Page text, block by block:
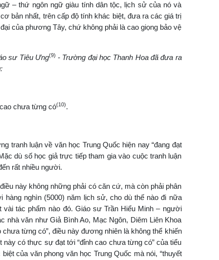
– thứ ngôn ngữ giàu tính dân tộc, lịch sử của nó và
bản nhất, trên cấp độ tính khác biệt, đưa ra các giá trị
của phương Tây, chứ không phải là cao giọng bảo vệ
sư Tiêu Ưng(9) - Trường đại học Thanh Hoa đã đưa ra
chưa từng có(10).
tranh luận về văn học Trung Quốc hiện nay “đang đạt
dù số học giả trực tiếp tham gia vào cuộc tranh luận
rất nhiều người.
này không những phải có căn cứ, mà còn phải phân
nghìn (5000) năm lịch sử, cho dù thế nào đi nữa
vài tác phẩm nào đó. Giáo sư Trần Hiểu Minh – người
nhà văn như Giả Bình Ao, Mạc Ngôn, Diêm Liên Khoa
từng có”, điều này đương nhiên là không thể khiến
có thực sự đạt tới “đỉnh cao chưa từng có” của tiểu
của văn phong văn học Trung Quốc mà nói, “thuyết